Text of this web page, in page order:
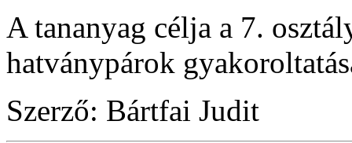
A tananyag célja a 7.
hatványpárok
Szerző: Bártfai Judit